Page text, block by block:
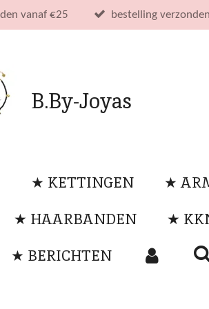
vanaf €25 bestelling
B.By-Joyas
★ KETTINGEN
★
★ HAARBANDEN
★
★ BERICHTEN